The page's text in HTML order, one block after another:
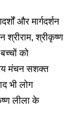
और मार्गदर्शन
श्रीराम, श्रीकृष्ण
को
मंचन सशक्त
भी लोग
लीला के